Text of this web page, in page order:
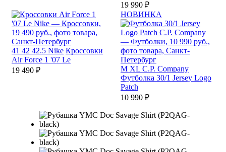
19 990 ₽
41 42 42.5 Nike Кроссовки
Air Force 1 '07 Le
19 490 ₽
НОВИНКА
M XL C.P. Company
Футболка 30/1 Jersey Logo
Patch
10 990 ₽